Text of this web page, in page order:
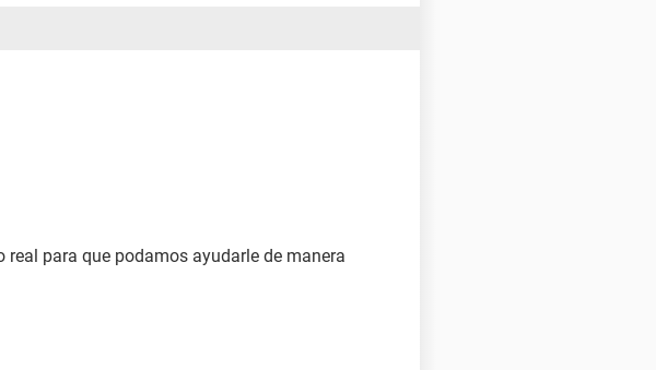
real para que podamos ayudarle de manera